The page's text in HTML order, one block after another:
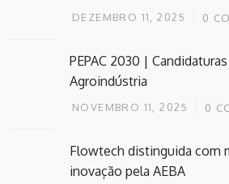
DEZEMBRO 11, 2025 0
PEPAC 2030 |
Agroindústria
NOVEMBRO 11, 2025 0
Flowtech distinguida com
inovação pela AEBA